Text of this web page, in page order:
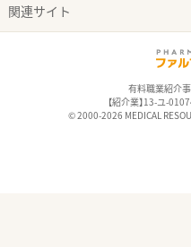
関連サイト
有料職業紹介
【紹介業】13-ユ-
© 2000-2026 MEDICAL